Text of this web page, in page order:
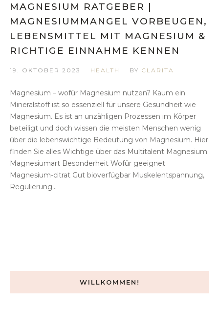
MAGNESIUM RATGEBER |
MAGNESIUMMANGEL VORBEUGEN,
LEBENSMITTEL MIT MAGNESIUM &
RICHTIGE EINNAHME KENNEN
19. OKTOBER 2023 HEALTH BY CLARITA
Magnesium – wofür Magnesium nutzen? Kaum ein
Mineralstoff ist so essenziell für unsere Gesundheit wie
Magnesium. Es ist an unzähligen Prozessen im Körper
beteiligt und doch wissen die meisten Menschen wenig
über die lebenswichtige Bedeutung von Magnesium. Hier
finden Sie alles Wichtige über das Multitalent Magnesium.
Magnesiumart Besonderheit Wofür geeignet
Magnesium-citrat Gut bioverfügbar Muskelentspannung,
Regulierung...
WILLKOMMEN!